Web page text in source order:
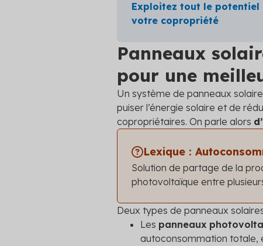
Exploitez tout le potentiel
votre copropriété
Panneaux
pour une
Un système de panneaux
puiser l’énergie solaire et de
copropriétaires. On parle alors
Lexique :
Solution de partage de la
photovoltaïque entre
Deux types de panneaux
Les panneaux
autoconsommation totale,